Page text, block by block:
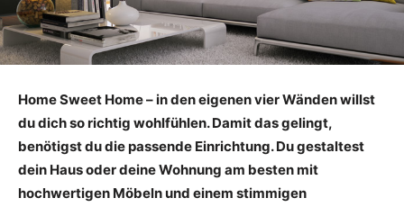
Home Sweet Home – in den eigenen vier Wänden willst
du dich so richtig wohlfühlen. Damit das gelingt,
benötigst du die passende Einrichtung. Du gestaltest
dein Haus oder deine Wohnung am besten mit
hochwertigen Möbeln und einem stimmigen